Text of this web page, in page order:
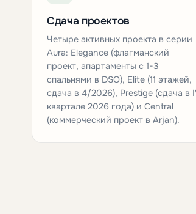
Сдача проектов
Четыре активных проекта в серии
Aura: Elegance (флагманский
проект, апартаменты с 1-3
спальнями в DSO), Elite (11 этажей,
сдача в 4/2026), Prestige (сдача в
квартале 2026 года) и Central
(коммерческий проект в Arjan).